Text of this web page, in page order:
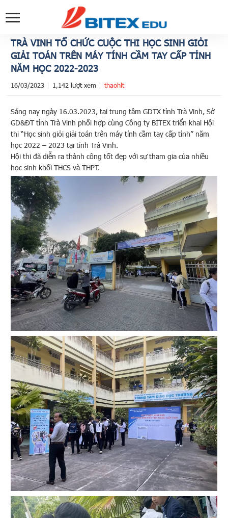
TRÀ VINH TỔ CHỨC CUỘC THI HỌC SINH GIỎI
GIẢI TOÁN TRÊN MÁY TÍNH CẦM TAY CẤP TỈNH
NĂM HỌC 2022-2023
16/03/2023 1,142 lượt xem thaohlt
Sáng nay ngày 16.03.2023, tại trung tâmGDTX tỉnh Trà Vinh, Sở
GD&ĐT tỉnh Trà Vinh phối hợp cùng Công ty BITEX triển khai Hội
thi “Học sinh giỏi giải toán trên máy tính cầm tay cấp tỉnh” năm
học 2022 – 2023 tại tỉnh Trà Vinh.
Hội thi đã diễn ra thành công tốt đẹp với sự tham gia của nhiều
học sinh khối THCS và THPT.